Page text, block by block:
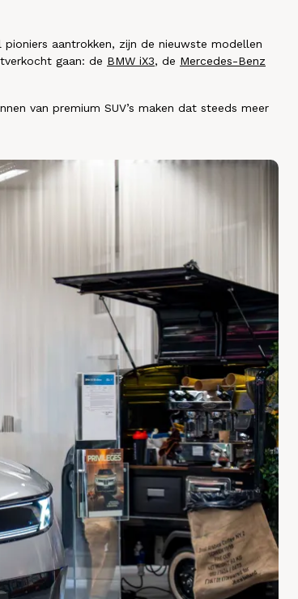
aantrokken, zijn de nieuwste modellen
gaan: de BMW iX3, de Mercedes-Benz
van premium SUV’s maken dat steeds meer